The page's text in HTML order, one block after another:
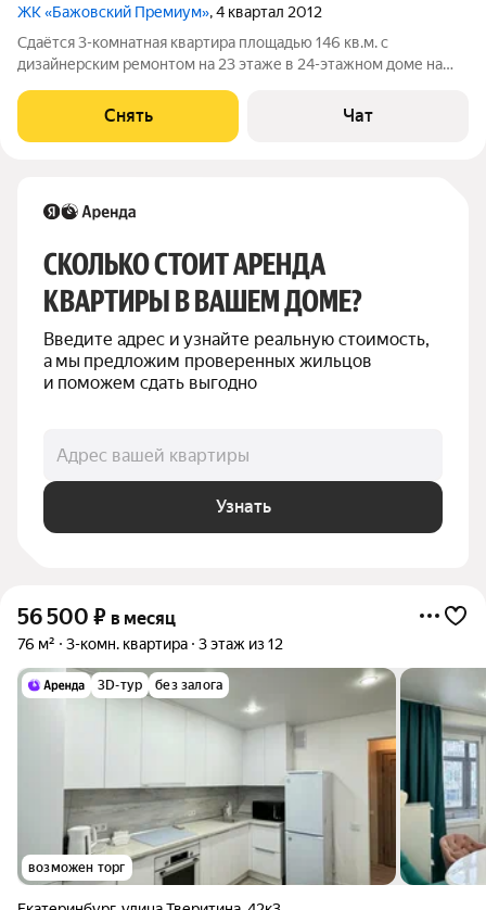
ЖК «Бажовский Премиум», 4 квартал 2012
Сдаётся 3-комнатная квартира площадью 146 кв.м. с
дизайнерским ремонтом на 23 этаже в 24-этажном доме на
Стиральная машина Холодильник Посудомоечная машина
Снять Чат
СКОЛЬКО СТОИТ АРЕНДА
КВАРТИРЫ В ВАШЕМ ДОМЕ?
Введите адрес и узнайте реальную стоимость,
а мы предложим проверенных жильцов
и поможем сдать выгодно
Адрес вашей квартиры
Узнать
56 500 ₽ в месяц
76 м² 3-комн. квартира 3 этаж из 12
3D-тур без залога
возможен торг